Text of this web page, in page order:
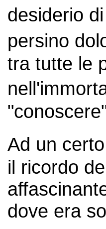
desiderio
persino
tra tutte le
Ad un
il ricordo
dove era